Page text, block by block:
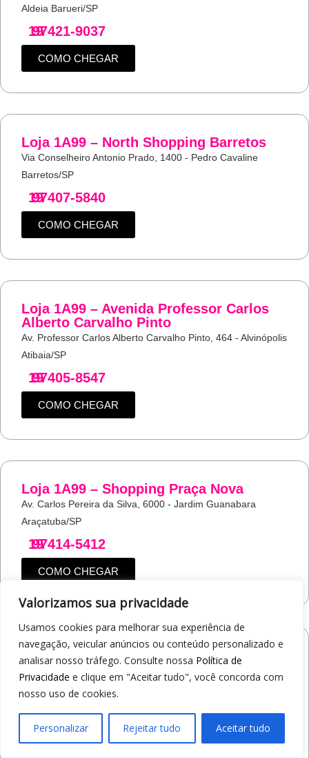
Valorizamos sua privacidade
Usamos cookies para melhorar sua experiência de
navegação, veicular anúncios ou conteúdo personalizado e
analisar nosso tráfego. Consulte nossa Política de
Privacidade e clique em "Aceitar tudo", você concorda com
nosso uso de cookies.
Personalizar Rejeitar tudo Aceitar tudo
Aldeia Barueri/SP
19
97421-9037
COMO CHEGAR
Loja 1A99 – North Shopping Barretos
Via Conselheiro Antonio Prado, 1400 - Pedro Cavaline
Barretos/SP
19
97407-5840
COMO CHEGAR
Loja 1A99 – Avenida Professor Carlos
Alberto Carvalho Pinto
Av. Professor Carlos Alberto Carvalho Pinto, 464 - Alvinópolis
Atibaia/SP
19
97405-8547
COMO CHEGAR
Loja 1A99 – Shopping Praça Nova
Av. Carlos Pereira da Silva, 6000 - Jardim Guanabara
Araçatuba/SP
19
97414-5412
COMO CHEGAR
Loja 1A99 – Shopping Jaraguá
Av. Alberto Benassi, 2270 - Jardim dos Manacás
Araraquara/SP
19
97412-5359